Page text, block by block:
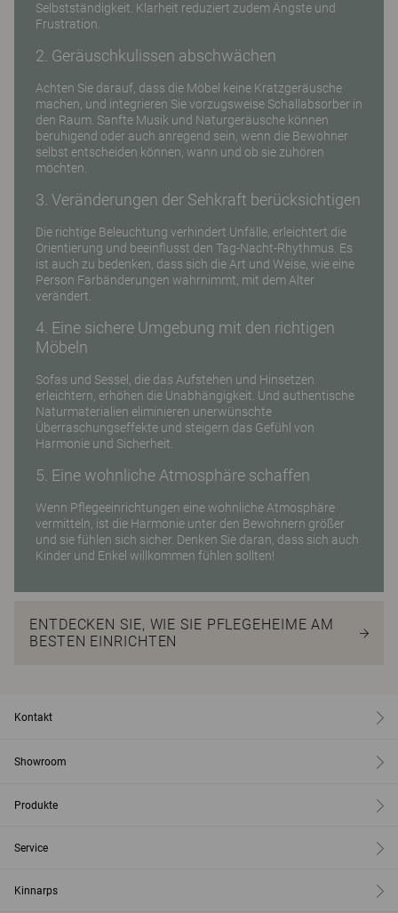
Selbstständigkeit. Klarheit reduziert zudem Ängste und
Frustration.
2. Geräuschkulissen abschwächen
Achten Sie darauf, dass die Möbel keine Kratzgeräusche
machen, und integrieren Sie vorzugsweise Schallabsorber in
den Raum. Sanfte Musik und Naturgeräusche können
beruhigend oder auch anregend sein, wenn die Bewohner
selbst entscheiden können, wann und ob sie zuhören
möchten.
3. Veränderungen der Sehkraft berücksichtigen
Die richtige Beleuchtung verhindert Unfälle, erleichtert die
Orientierung und beeinflusst den Tag-Nacht-Rhythmus. Es
ist auch zu bedenken, dass sich die Art und Weise, wie eine
Person Farbänderungen wahrnimmt, mit dem Alter
verändert.
4. Eine sichere Umgebung mit den richtigen
Möbeln
Sofas und Sessel, die das Aufstehen und Hinsetzen
erleichtern, erhöhen die Unabhängigkeit. Und authentische
Naturmaterialien eliminieren unerwünschte
Überraschungseffekte und steigern das Gefühl von
Harmonie und Sicherheit.
5. Eine wohnliche Atmosphäre schaffen
Wenn Pflegeeinrichtungen eine wohnliche Atmosphäre
vermitteln, ist die Harmonie unter den Bewohnern größer
und sie fühlen sich sicher. Denken Sie daran, dass sich auch
Kinder und Enkel willkommen fühlen sollten!
ENTDECKEN SIE, WIE SIE PFLEGEHEIME AM
BESTEN EINRICHTEN
Kontakt
Showroom
Produkte
Service
Kinnarps